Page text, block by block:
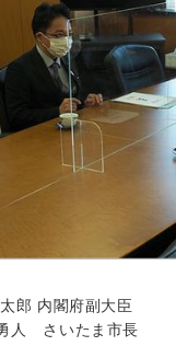
郎 内閣府副大臣
人 さいたま市長